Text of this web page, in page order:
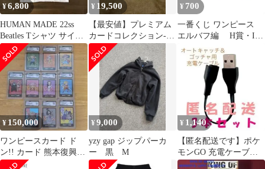
¥6,800
HUMAN MADE 22ss
Beatles Tシャツ サイズ
L
¥ 19,500
【最安値】プレミアム
カードコレクション-25
周年エディション-
¥ 700
一番くじ ワンピース
エルバフ編 H賞・I賞
各1種 ブルック
¥ 150,000
ワンピースカード ド
ン!! カード 熊本復興支
援 10枚セット CGC10
¥9,000
yzy gap ジップパーカ
ー 黒 M
¥ 1,140
【匿名配送です】ポケ
モンGO 充電ケーブル
Go-tcha&オートキャッ